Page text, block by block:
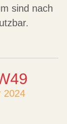
sind nach
2024